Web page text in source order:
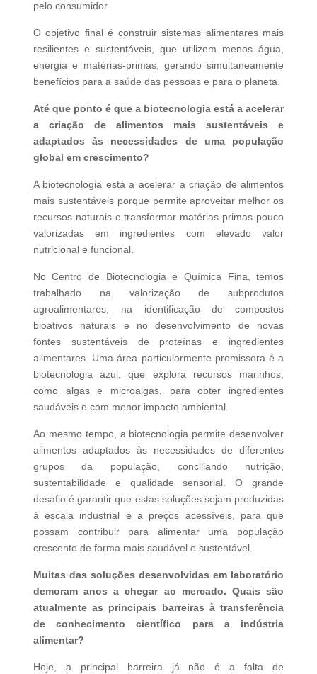
pelo consumidor.
O objetivo final é construir sistemas alimentares mais
resilientes e sustentáveis, que utilizem menos água,
energia e matérias-primas, gerando simultaneamente
benefícios para a saúde das pessoas e para o planeta.
Até que ponto é que a biotecnologia está a acelerar
a criação de alimentos mais sustentáveis e
adaptados às necessidades de uma população
global em crescimento?
A biotecnologia está a acelerar a criação de alimentos
mais sustentáveis porque permite aproveitar melhor os
recursos naturais e transformar matérias-primas pouco
valorizadas em ingredientes com elevado valor
nutricional e funcional.
No Centro de Biotecnologia e Química Fina, temos
trabalhado na valorização de subprodutos
agroalimentares, na identificação de compostos
bioativos naturais e no desenvolvimento de novas
fontes sustentáveis de proteínas e ingredientes
alimentares. Uma área particularmente promissora é a
biotecnologia azul, que explora recursos marinhos,
como algas e microalgas, para obter ingredientes
saudáveis e com menor impacto ambiental.
Ao mesmo tempo, a biotecnologia permite desenvolver
alimentos adaptados às necessidades de diferentes
grupos da população, conciliando nutrição,
sustentabilidade e qualidade sensorial. O grande
desafio é garantir que estas soluções sejam produzidas
à escala industrial e a preços acessíveis, para que
possam contribuir para alimentar uma população
crescente de forma mais saudável e sustentável.
Muitas das soluções desenvolvidas em laboratório
demoram anos a chegar ao mercado. Quais são
atualmente as principais barreiras à transferência
de conhecimento científico para a indústria
alimentar?
Hoje, a principal barreira já não é a falta de